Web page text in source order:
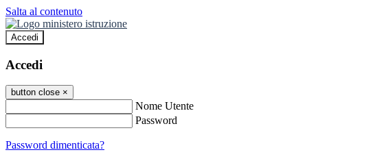
Salta al contenuto
Accedi
Accedi
button close ×
Nome Utente
Password
Password dimenticata?